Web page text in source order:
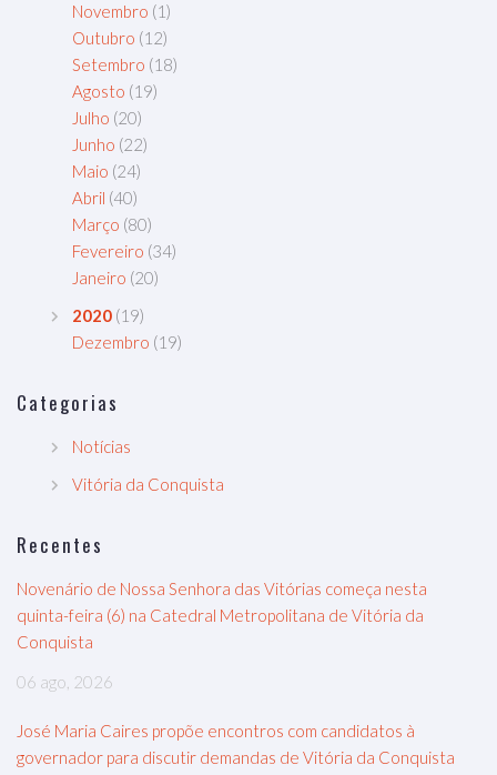
Novembro (1)
Outubro (12)
Setembro (18)
Agosto (19)
Julho (20)
Junho (22)
Maio (24)
Abril (40)
Março (80)
Fevereiro (34)
Janeiro (20)
2020 (19)
Dezembro (19)
Categorias
Notícias
Vitória da Conquista
Recentes
Novenário de Nossa Senhora das Vitórias começa nesta
quinta-feira (6) na Catedral Metropolitana de Vitória da
Conquista
06 ago, 2026
José Maria Caires propõe encontros com candidatos à
governador para discutir demandas de Vitória da Conquista